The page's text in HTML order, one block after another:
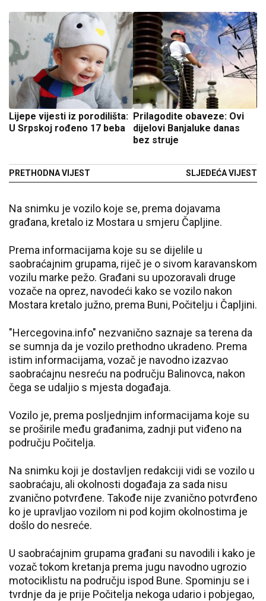
Lijepe vijesti iz porodilišta:
U Srpskoj rođeno 17 beba
PRETHODNA VIJEST
Prilagodite obaveze: Ovi
dijelovi Banjaluke danas
bez struje
SLJEDEĆA VIJEST
Na snimku je vozilo koje se, prema dojavama
građana, kretalo iz Mostara u smjeru Čapljine.
Prema informacijama koje su se dijelile u
saobraćajnim grupama, riječ je o sivom karavanskom
vozilu marke pežo. Građani su upozoravali druge
vozače na oprez, navodeći kako se vozilo nakon
Mostara kretalo južno, prema Buni, Počitelju i Čapljini.
"Hercegovina.info" nezvanično saznaje sa terena da
se sumnja da je vozilo prethodno ukradeno. Prema
istim informacijama, vozač je navodno izazvao
saobraćajnu nesreću na području Balinovca, nakon
čega se udaljio s mjesta događaja.
Vozilo je, prema posljednjim informacijama koje su
se proširile među građanima, zadnji put viđeno na
području Počitelja.
Na snimku koji je dostavljen redakciji vidi se vozilo u
saobraćaju, ali okolnosti događaja za sada nisu
zvanično potvrđene. Takođe nije zvanično potvrđeno
ko je upravljao vozilom ni pod kojim okolnostima je
došlo do nesreće.
U saobraćajnim grupama građani su navodili i kako je
vozač tokom kretanja prema jugu navodno ugrozio
motociklistu na području ispod Bune. Spominju se i
tvrdnje da je prije Počitelja nekoga udario i pobjegao,